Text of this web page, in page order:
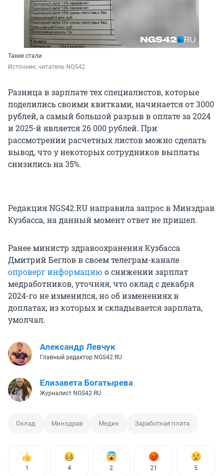
Такие стали
Источник: читатель NGS42
Разница в зарплате тех специалистов, которые
поделились своими квитками, начинается от 3000
рублей, а самый большой разрыв в оплате за 2024
и 2025-й является 26 000 рублей. При
рассмотрении расчетных листов можно сделать
вывод, что у некоторых сотрудников выплаты
снизились на 35%.
Редакция NGS42.RU направила запрос в Минздрав
Кузбасса, на данный момент ответ не пришел.
Ранее министр здравоохранения Кузбасса
Дмитрий Беглов в своем телеграм-канале
опроверг информацию о снижении зарплат
медработников, уточняя, что оклад с декабря
2024-го не изменился, но об изменениях в
доплатах, из которых и складывается зарплата,
умолчал.
Александр Левчук
Главный редактор NGS42.RU
Елизавета Богатырева
Журналист NGS42.RU
Оклад Минздрав Медик Заработная плата
1 4 2 21 5